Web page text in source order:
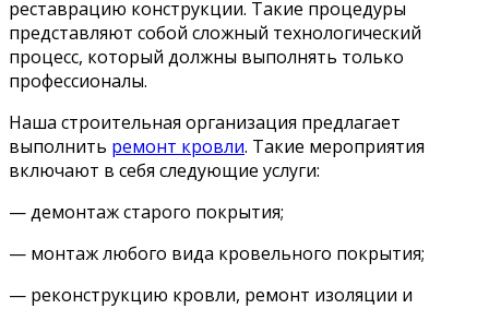
реставрацию конструкции. Такие процедуры
представляют собой сложный технологический
процесс, который должны выполнять только
профессионалы.
Наша строительная организация предлагает
выполнить ремонт кровли. Такие мероприятия
включают в себя следующие услуги:
— демонтаж старого покрытия;
— монтаж любого вида кровельного покрытия;
— реконструкцию кровли, ремонт изоляции и